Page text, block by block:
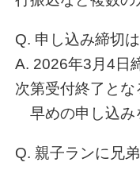
Q. 申し込み締切
A. 2026年3月4日
次第受付終了とな
早めの申し込み
Q. 親子ランに兄